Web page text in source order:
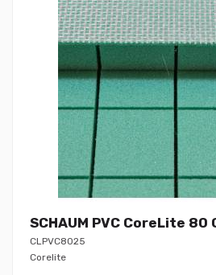
SCHAUM PVC CoreLite 80
CLPVC8025
Corelite